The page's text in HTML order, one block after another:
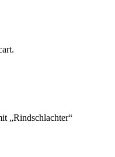
„Rindschlachter“